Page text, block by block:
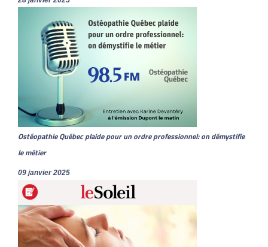
Ostéopathie Québec plaide pour un ordre professionnel: on démystifie
le métier
09 janvier 2025